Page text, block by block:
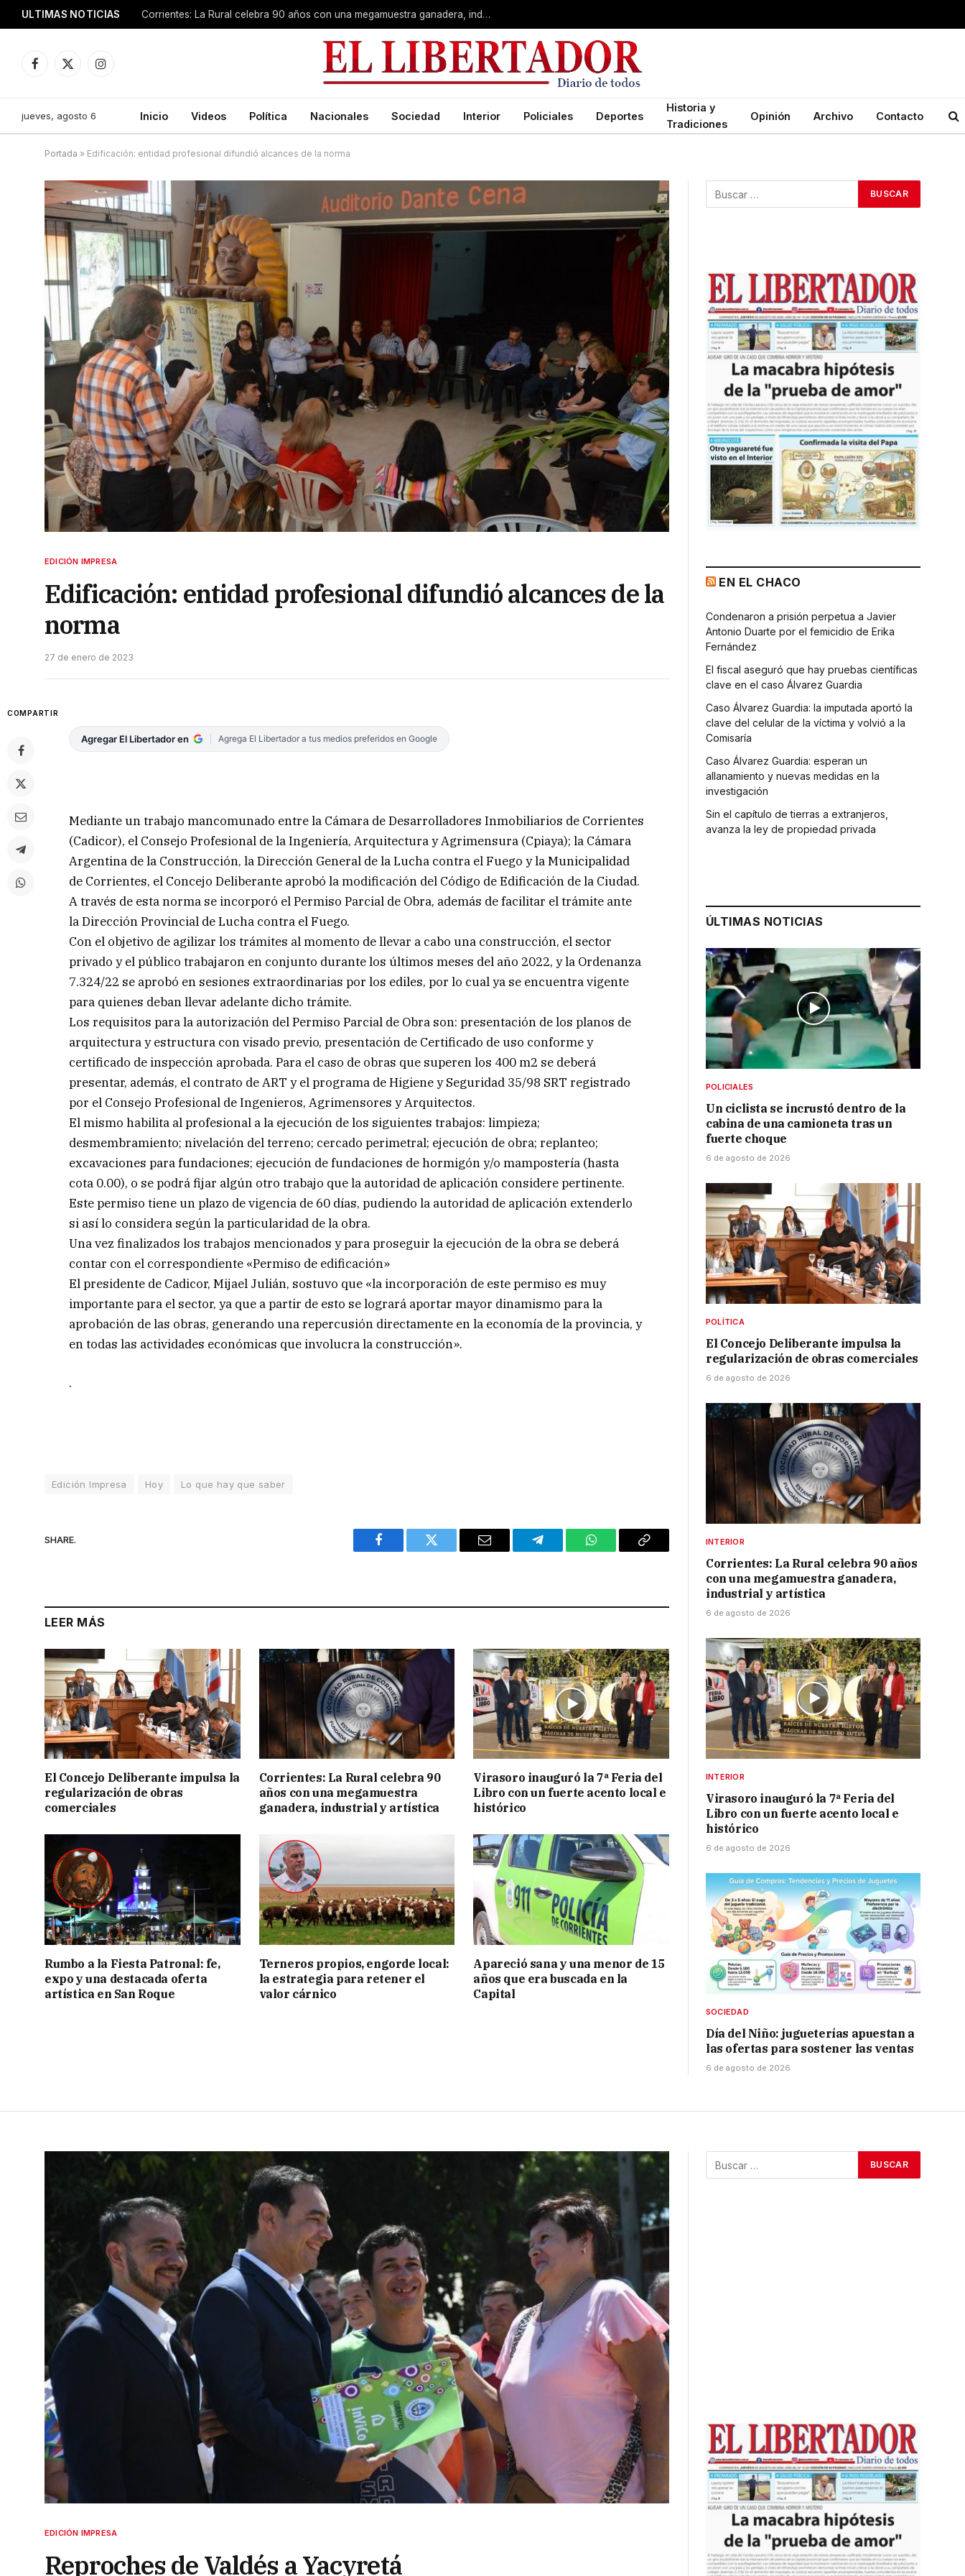
ULTIMAS NOTICIAS Corrientes: La Rural celebra 90 años con una megamuestra ganadera, industrial y artística
Facebook
X
Instagram
jueves, agosto 6 Inicio Videos Política Nacionales Sociedad Interior Policiales Deportes
Historia y
Tradiciones
Opinión Archivo Contacto
Portada » Edificación: entidad profesional difundió alcances de la norma
EDICIÓN IMPRESA
Edificación: entidad profesional difundió alcances de la
norma
27 de enero de 2023
COMPARTIR
Agregar El Libertador en Agrega El Libertador a tus medios preferidos en Google
Mediante un trabajo mancomunado entre la Cámara de Desarrolladores Inmobiliarios de Corrientes
(Cadicor), el Consejo Profesional de la Ingeniería, Arquitectura y Agrimensura (Cpiaya); la Cámara
Argentina de la Construcción, la Dirección General de la Lucha contra el Fuego y la Municipalidad
de Corrientes, el Concejo Deliberante aprobó la modificación del Código de Edificación de la Ciudad.
A través de esta norma se incorporó el Permiso Parcial de Obra, además de facilitar el trámite ante
la Dirección Provincial de Lucha contra el Fuego.
Con el objetivo de agilizar los trámites al momento de llevar a cabo una construcción, el sector
privado y el público trabajaron en conjunto durante los últimos meses del año 2022, y la Ordenanza
7.324/22 se aprobó en sesiones extraordinarias por los ediles, por lo cual ya se encuentra vigente
para quienes deban llevar adelante dicho trámite.
Los requisitos para la autorización del Permiso Parcial de Obra son: presentación de los planos de
arquitectura y estructura con visado previo, presentación de Certificado de uso conforme y
certificado de inspección aprobada. Para el caso de obras que superen los 400 m2 se deberá
presentar, además, el contrato de ART y el programa de Higiene y Seguridad 35/98 SRT registrado
por el Consejo Profesional de Ingenieros, Agrimensores y Arquitectos.
El mismo habilita al profesional a la ejecución de los siguientes trabajos: limpieza;
desmembramiento; nivelación del terreno; cercado perimetral; ejecución de obra; replanteo;
excavaciones para fundaciones; ejecución de fundaciones de hormigón y/o mampostería (hasta
cota 0.00), o se podrá fijar algún otro trabajo que la autoridad de aplicación considere pertinente.
Este permiso tiene un plazo de vigencia de 60 días, pudiendo la autoridad de aplicación extenderlo
si así lo considera según la particularidad de la obra.
Una vez finalizados los trabajos mencionados y para proseguir la ejecución de la obra se deberá
contar con el correspondiente «Permiso de edificación»
El presidente de Cadicor, Mijael Julián, sostuvo que «la incorporación de este permiso es muy
importante para el sector, ya que a partir de esto se logrará aportar mayor dinamismo para la
aprobación de las obras, generando una repercusión directamente en la economía de la provincia, y
en todas las actividades económicas que involucra la construcción».
.
Edición Impresa Hoy Lo que hay que saber
SHARE.
Facebook Twitter Email Telegram WhatsAppCopy
LEER MÁS
El Concejo Deliberante impulsa la
regularización de obras
comerciales
Corrientes: La Rural celebra 90
años con una megamuestra
ganadera, industrial y artística
Virasoro inauguró la 7ª Feria del
Libro con un fuerte acento local e
histórico
Rumbo a la Fiesta Patronal: fe,
expo y una destacada oferta
artística en San Roque
Terneros propios, engorde local:
la estrategia para retener el
valor cárnico
Apareció sana y una menor de 15
años que era buscada en la
Capital
EN EL CHACO
Condenaron a prisión perpetua a Javier
Antonio Duarte por el femicidio de Erika
Fernández
El fiscal aseguró que hay pruebas científicas
clave en el caso Álvarez Guardia
Caso Álvarez Guardia: la imputada aportó la
clave del celular de la víctima y volvió a la
Comisaría
Caso Álvarez Guardia: esperan un
allanamiento y nuevas medidas en la
investigación
Sin el capítulo de tierras a extranjeros,
avanza la ley de propiedad privada
ÚLTIMAS NOTICIAS
POLICIALES
Un ciclista se incrustó dentro de la
cabina de una camioneta tras un
fuerte choque
6 de agosto de 2026
POLÍTICA
El Concejo Deliberante impulsa la
regularización de obras comerciales
6 de agosto de 2026
INTERIOR
Corrientes: La Rural celebra 90 años
con una megamuestra ganadera,
industrial y artística
6 de agosto de 2026
INTERIOR
Virasoro inauguró la 7ª Feria del
Libro con un fuerte acento local e
histórico
6 de agosto de 2026
SOCIEDAD
Día del Niño: jugueterías apuestan a
las ofertas para sostener las ventas
6 de agosto de 2026
EDICIÓN IMPRESA
Reproches de Valdés a Yacyretá